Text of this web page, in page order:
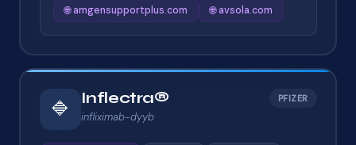
🌐 amgensupportplus.com 🌐 avsola.com
🔷 Inflectra®
infliximab-dyyb
PFIZER